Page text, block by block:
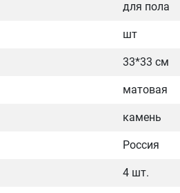
для пола
шт
33*33 см
матовая
камень
Россия
4 шт.